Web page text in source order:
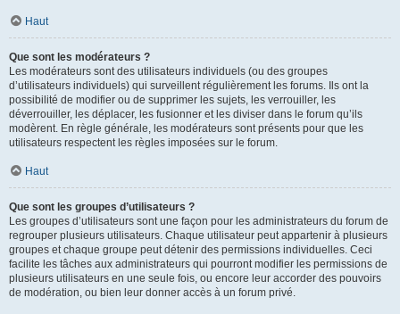
Haut
Que sont les modérateurs ?
Les modérateurs sont des utilisateurs individuels (ou des groupes
d’utilisateurs individuels) qui surveillent régulièrement les forums. Ils ont la
possibilité de modifier ou de supprimer les sujets, les verrouiller, les
déverrouiller, les déplacer, les fusionner et les diviser dans le forum qu’ils
modèrent. En règle générale, les modérateurs sont présents pour que les
utilisateurs respectent les règles imposées sur le forum.
Haut
Que sont les groupes d’utilisateurs ?
Les groupes d’utilisateurs sont une façon pour les administrateurs du forum de
regrouper plusieurs utilisateurs. Chaque utilisateur peut appartenir à plusieurs
groupes et chaque groupe peut détenir des permissions individuelles. Ceci
facilite les tâches aux administrateurs qui pourront modifier les permissions de
plusieurs utilisateurs en une seule fois, ou encore leur accorder des pouvoirs
de modération, ou bien leur donner accès à un forum privé.